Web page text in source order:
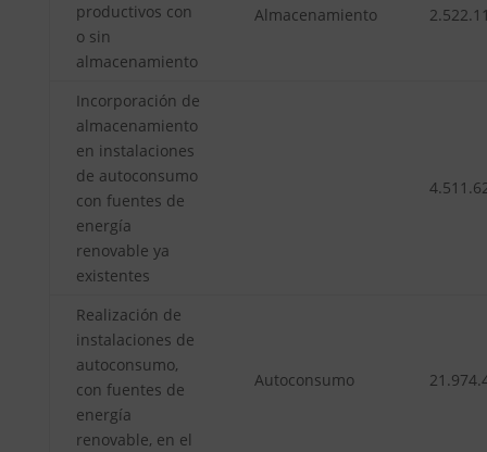
productivos con
o sin
almacenamiento
Almacenamiento
Incorporación de
almacenamiento
en instalaciones
de autoconsumo
con fuentes de
energía
renovable ya
existentes
Realización de
instalaciones de
autoconsumo,
con fuentes de
energía
renovable, en el
Autoconsumo